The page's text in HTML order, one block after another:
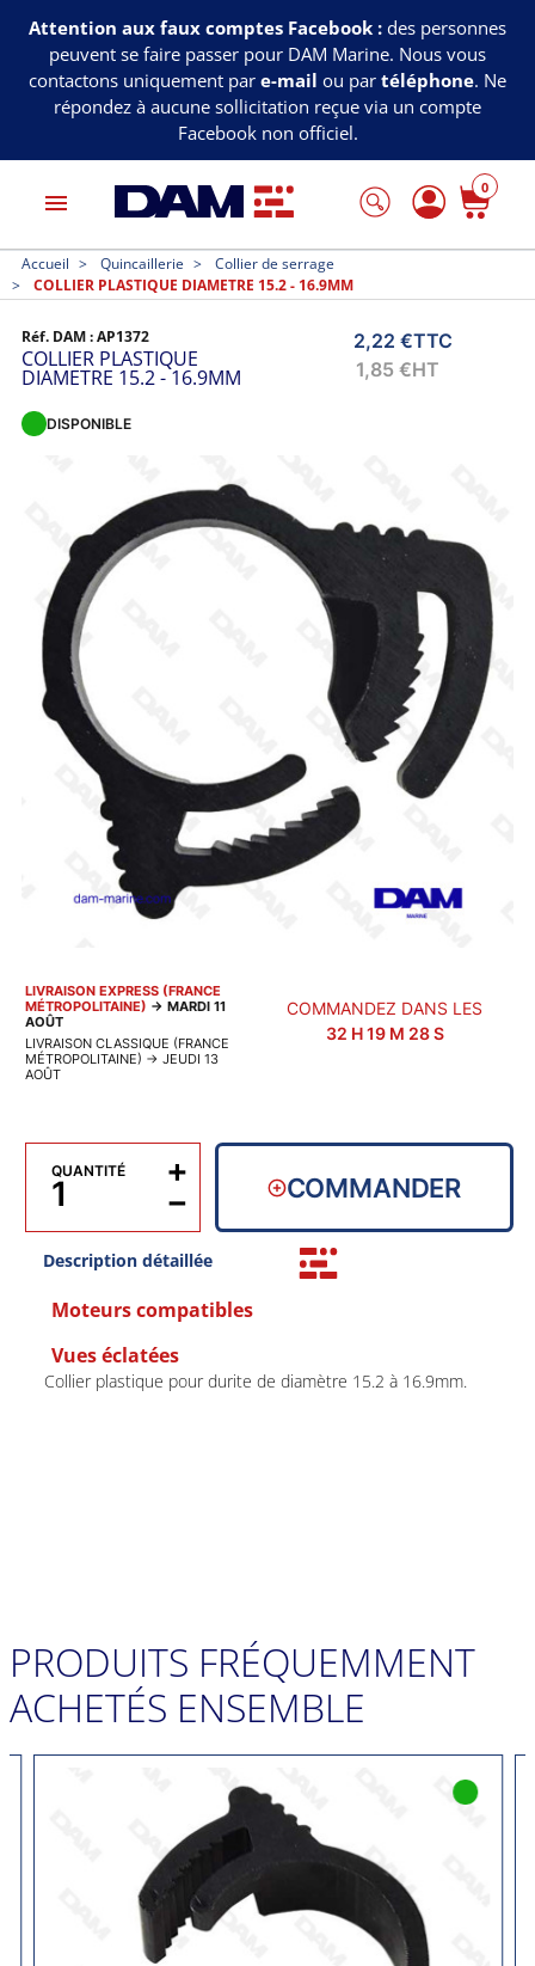
Attention aux faux comptes Facebook : des personnes
peuvent se faire passer pour DAM Marine. Nous vous
contactons uniquement par e-mail ou par téléphone. Ne
répondez à aucune sollicitation reçue via un compte
Facebook non officiel.
menu
0
Accueil Quincaillerie
Collier de serrage
COLLIER PLASTIQUE DIAMETRE 15.2 - 16.9MM
Réf. DAM :AP1372
COLLIER PLASTIQUE
DIAMETRE 15.2 - 16.9MM
2,22 €TTC
1,85 €HT
DISPONIBLE
LIVRAISON EXPRESS (FRANCE
MÉTROPOLITAINE) → MARDI 11
AOÛT
LIVRAISON CLASSIQUE (FRANCE
MÉTROPOLITAINE) → JEUDI 13
AOÛT
COMMANDEZ DANS LES
32 H19 M 27S
QUANTITÉ
−
+ COMMANDER
Description détaillée
Moteurs compatibles
Vues éclatées
Collier plastique pour durite de diamètre 15.2 à 16.9mm.
PRODUITS FRÉQUEMMENT
ACHETÉS ENSEMBLE